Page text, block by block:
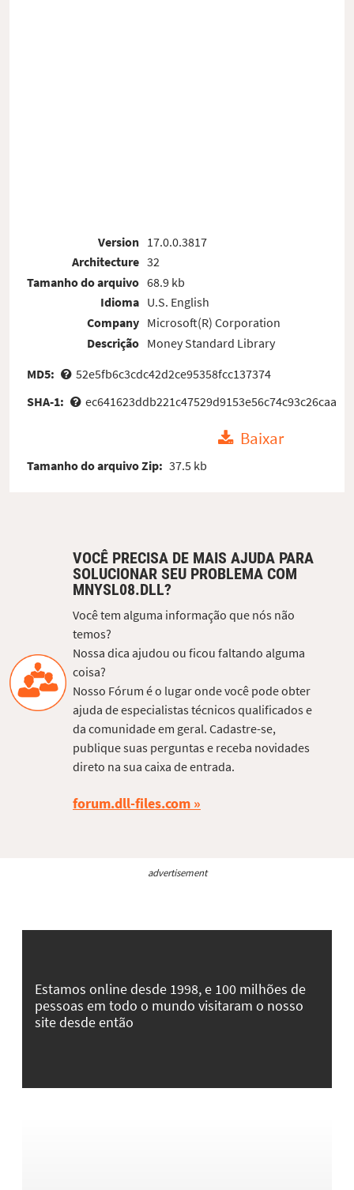
Version
Architecture
Tamanho do arquivo
Idioma
Company
Descrição
17.0.0.3817
32
68.9 kb
U.S. English
Microsoft(R) Corporation
Money Standard Library
MD5:
52e5fb6c3cdc42d2ce95358fcc137374
SHA-1:
ec641623ddb221c47529d9153e56c74c93c26caa
Baixar
Tamanho do arquivo Zip: 37.5 kb
VOCÊ PRECISA DE MAIS AJUDA PARA
SOLUCIONAR SEU PROBLEMA COM
MNYSL08.DLL?
Você tem alguma informação que nós não
temos?
Nossa dica ajudou ou ficou faltando alguma
coisa?
Nosso Fórum é o lugar onde você pode obter
ajuda de especialistas técnicos qualificados e
da comunidade em geral. Cadastre-se,
publique suas perguntas e receba novidades
direto na sua caixa de entrada.
forum.dll-files.com
advertisement
Estamos online desde 1998, e 100 milhões de
pessoas em todo o mundo visitaram o nosso
site desde então